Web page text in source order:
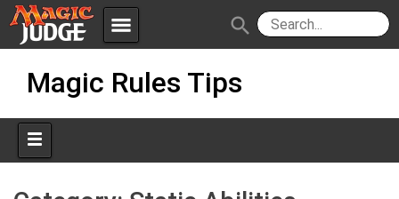
menu
Apps JudgeApps
Forum
Judges
Policies IPG
JAR
search
Magic Rules Tips